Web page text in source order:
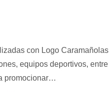
con Logo
equipos deportivos,
promocionar…